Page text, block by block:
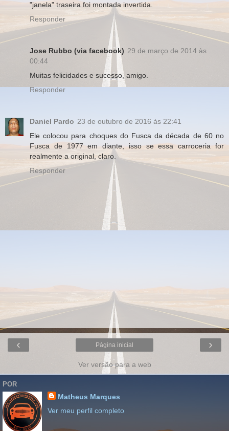
"janela" traseira foi montada invertida.
Responder
Jose Rubbo (via facebook) 29 de março de 2014 às
00:44
Muitas felicidades e sucesso, amigo.
Responder
Daniel Pardo 23 de outubro de 2016 às 22:41
Ele colocou para choques do Fusca da década de 60 no
Fusca de 1977 em diante, isso se essa carroceria for
realmente a original, claro.
Responder
‹ ›
Página inicial
Ver versão para a web
POR
Matheus Marques
Ver meu perfil completo